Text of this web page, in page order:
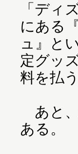
「ディ
にある
ュ』と
定グッ
料を払
あと、
ある。